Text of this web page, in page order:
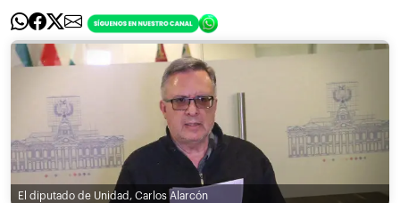
El diputado de Unidad, Carlos Alarcón